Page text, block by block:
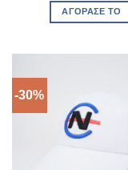
was:
€25,00.
ΑΓΌΡΑΣΈ ΤΟ
-30%